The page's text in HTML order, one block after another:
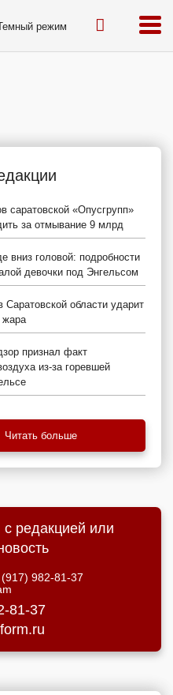
режим
саратовской «Опусгрупп»
за отмывание 9 млрд
вниз головой: подробности
девочки под Энгельсом
области ударит
жара
признал факт
из-за горевшей
Читать больше
с редакцией или
982-81-37
81-37